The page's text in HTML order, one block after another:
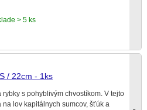
> 5 ks
/ 22cm - 1ks
s pohyblivým chvostíkom. V tejto
lov kapitálnych sumcov, šťúk a